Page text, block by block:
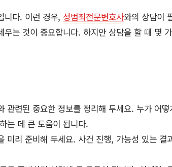
니다. 이런 경우, 성범죄전문변호사와의 상담이
는 것이 중요합니다. 하지만 상담을 할 때 몇
관련된 중요한 정보를 정리해 두세요. 누가 어
는 데 큰 도움이 됩니다.
미리 준비해 두세요. 사건 진행, 가능성 있는 결